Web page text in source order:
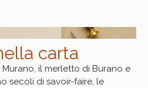
carta
il merletto di Burano e
secoli di savoir-faire, le